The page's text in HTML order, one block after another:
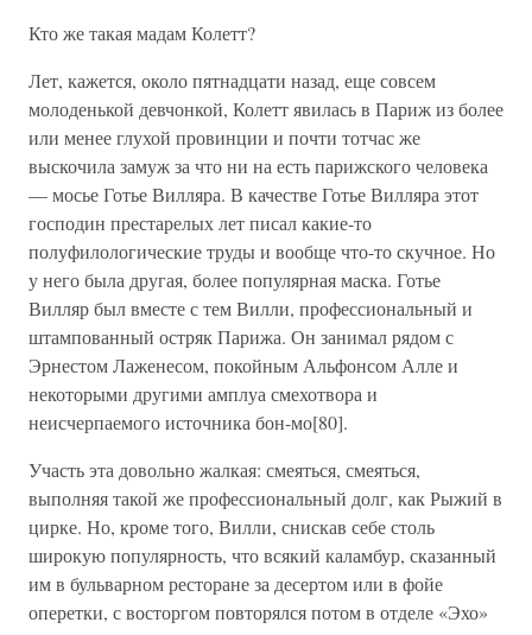
Кто же такая мадам Колетт?
Лет, кажется, около пятнадцати назад, еще совсем
молоденькой девчонкой, Колетт явилась в Париж из более
или менее глухой провинции и почти тотчас же
выскочила замуж за что ни на есть парижского человека
— мосье Готье Вилляра. В качестве Готье Вилляра этот
господин престарелых лет писал какие-то
полуфилологические труды и вообще что-то скучное. Но
у него была другая, более популярная маска. Готье
Вилляр был вместе с тем Вилли, профессиональный и
штампованный остряк Парижа. Он занимал рядом с
Эрнестом Лаженесом, покойным Альфонсом Алле и
некоторыми другими амплуа смехотвора и
неисчерпаемого источника бон-мо[80].
Участь эта довольно жалкая: смеяться, смеяться,
выполняя такой же профессиональный долг, как Рыжий в
цирке. Но, кроме того, Вилли, снискав себе столь
широкую популярность, что всякий каламбур, сказанный
им в бульварном ресторане за десертом или в фойе
оперетки, с восторгом повторялся потом в отделе «Эхо»